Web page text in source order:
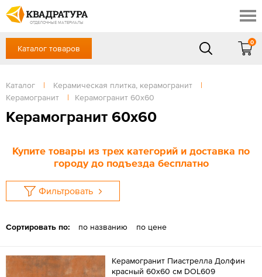
ОТДЕЛОЧНЫЕ МАТЕРИАЛЫ
Скидки
Акции
Готовые решения
Доставка и оплата
Отзывы
+7 (863) 309-13-16
Сб, Вс — выходной
ЗАКАЗАТЬ ЗВОНОК
Вход / Регистрация
Каталог товаров
0
Каталог | Керамическая плитка, керамогранит
|
Керамогранит
| Керамогранит 60х60
Керамогранит 60х60
Купите товары из трех категорий и доставка по
городу до подъезда бесплатно
Фильтровать
Сортировать по: по названию по цене
Керамогранит Пиастрелла Долфин
красный 60x60 см DOL609